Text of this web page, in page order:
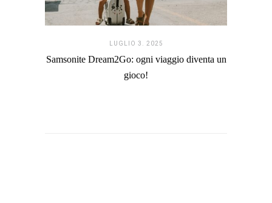
LUGLIO 3. 2025
Samsonite Dream2Go: ogni viaggio diventa un
gioco!